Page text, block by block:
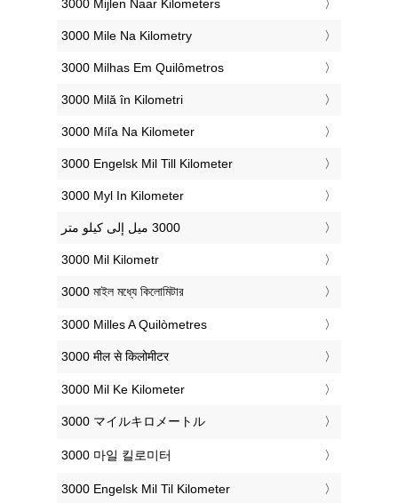
‎3000 Mijlen Naar Kilometers
‎3000 Mile Na Kilometry
‎3000 Milhas Em Quilômetros
‎3000 Milă în Kilometri
‎3000 Míľa Na Kilometer
‎3000 Engelsk Mil Till Kilometer
‎3000 Myl In Kilometer
‎3000 Mil Kilometr
‎3000 মাইল মধ্যে কিলোমিটার
‎3000 Milles A Quilòmetres
‎3000 मील से किलोमीटर
‎3000 Mil Ke Kilometer
‎3000 マイルキロメートル
‎3000 마일 킬로미터
‎3000 Engelsk Mil Til Kilometer